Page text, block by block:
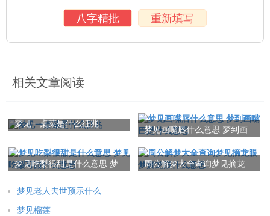
八字精批 重新填写
相关文章阅读
梦见一桌菜是什么征兆
梦见画嘴唇什么意思 梦到画
梦见吃梨很甜是什么意思 梦
周公解梦大全查询梦见摘龙
梦见老人去世预示什么
梦见榴莲